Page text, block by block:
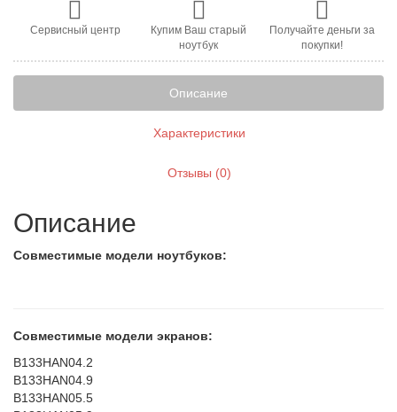
Сервисный центр
Купим Ваш старый
ноутбук
Получайте деньги за
покупки!
Описание
Характеристики
Отзывы (0)
Описание
Совместимые модели ноутбуков:
Совместимые модели экранов:
B133HAN04.2
B133HAN04.9
B133HAN05.5